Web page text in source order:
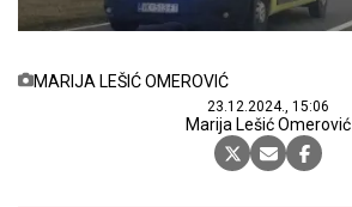
MARIJA LEŠIĆ OMEROVIĆ
23.12.2024., 15:06
Marija Lešić Omerović